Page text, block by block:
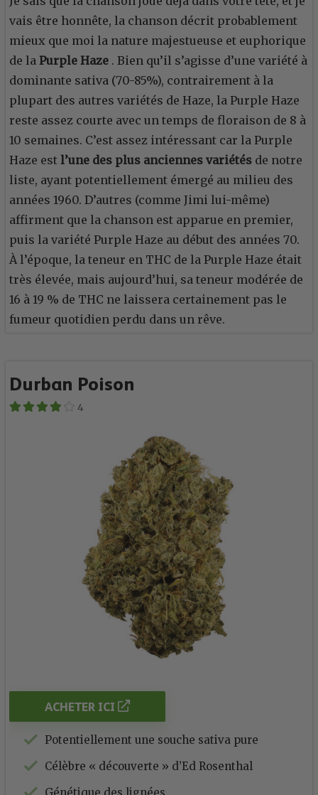
vais être honnête, la chanson décrit probablement
mieux que moi la nature majestueuse et euphorique
de la Purple Haze . Bien qu’il s’agisse d’une variété à
dominante sativa (70-85%), contrairement à la
plupart des autres variétés de Haze, la Purple Haze
reste assez courte avec un temps de floraison de 8 à
10 semaines. C’est assez intéressant car la Purple
Haze est l’une des plus anciennes variétés de notre
liste, ayant potentiellement émergé au milieu des
années 1960. D’autres (comme Jimi lui-même)
affirment que la chanson est apparue en premier,
puis la variété Purple Haze au début des années 70.
À l’époque, la teneur en THC de la Purple Haze était
très élevée, mais aujourd’hui, sa teneur modérée de
16 à 19 % de THC ne laissera certainement pas le
fumeur quotidien perdu dans un rêve.
Durban Poison
4
ACHETER ICI
Potentiellement une souche sativa pure
Célèbre « découverte » d’Ed Rosenthal